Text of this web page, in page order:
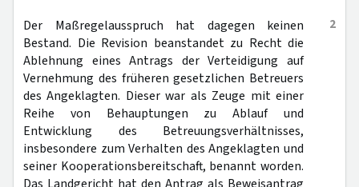
2
Der Maßregelausspruch hat dagegen keinen
Bestand. Die Revision beanstandet zu Recht die
Ablehnung eines Antrags der Verteidigung auf
Vernehmung des früheren gesetzlichen Betreuers
des Angeklagten. Dieser war als Zeuge mit einer
Reihe von Behauptungen zu Ablauf und
Entwicklung des Betreuungsverhältnisses,
insbesondere zum Verhalten des Angeklagten und
seiner Kooperationsbereitschaft, benannt worden.